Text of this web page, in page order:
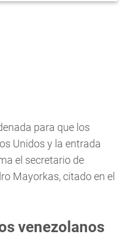
para que los
Unidos y la entrada
el secretario de
Mayorkas, citado en el
venezolanos